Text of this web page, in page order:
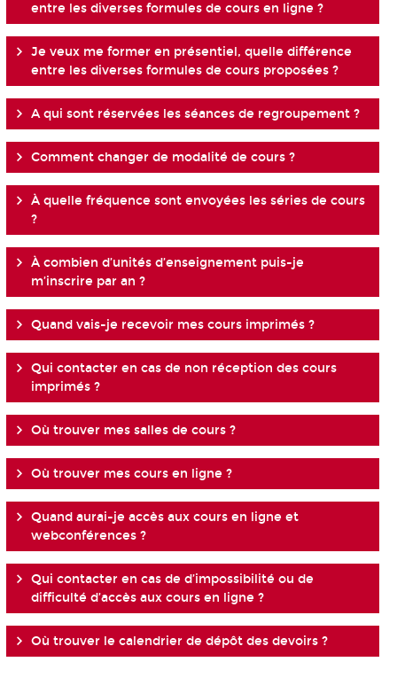
entre les diverses formules de cours en ligne ?
Je veux me former en présentiel, quelle différence
entre les diverses formules de cours proposées ?
A qui sont réservées les séances de regroupement ?
Comment changer de modalité de cours ?
À quelle fréquence sont envoyées les séries de cours
?
À combien d’unités d’enseignement puis-je
m’inscrire par an ?
Quand vais-je recevoir mes cours imprimés ?
Qui contacter en cas de non réception des cours
imprimés ?
Où trouver mes salles de cours ?
Où trouver mes cours en ligne ?
Quand aurai-je accès aux cours en ligne et
webconférences ?
Qui contacter en cas de d’impossibilité ou de
difficulté d’accès aux cours en ligne ?
Où trouver le calendrier de dépôt des devoirs ?